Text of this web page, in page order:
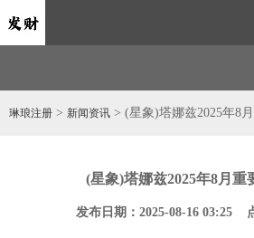
琳琅注册 > 新闻资讯 > (星象)塔娜兹2025年8
(星象)塔娜兹2025年8月重
发布日期：2025-08-16 03:25